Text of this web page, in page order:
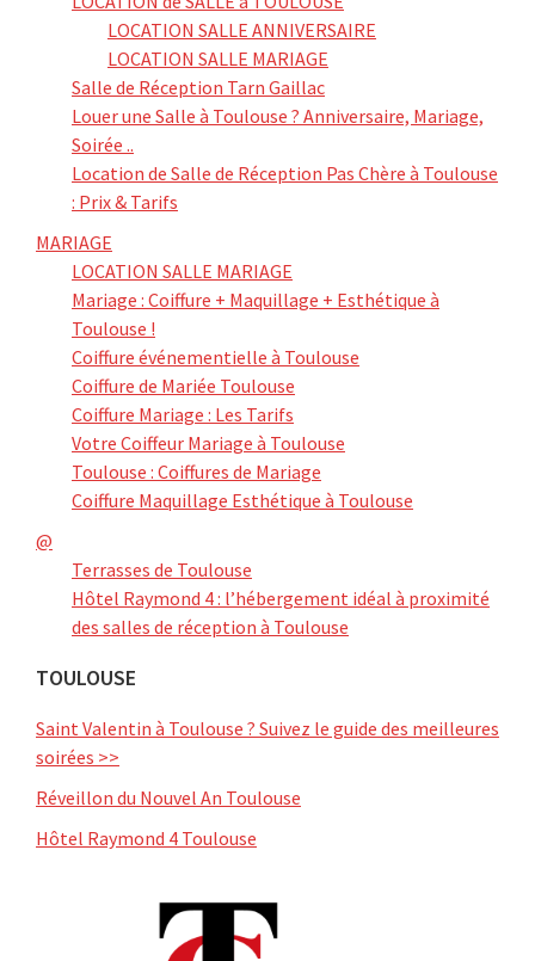
LOCATION SALLE ANNIVERSAIRE
LOCATION SALLE MARIAGE
Salle de Réception Tarn Gaillac
Louer une Salle à Toulouse ? Anniversaire, Mariage,
Soirée ..
Location de Salle de Réception Pas Chère à Toulouse
: Prix & Tarifs
MARIAGE
LOCATION SALLE MARIAGE
Mariage : Coiffure + Maquillage + Esthétique à
Toulouse !
Coiffure événementielle à Toulouse
Coiffure de Mariée Toulouse
Coiffure Mariage : Les Tarifs
Votre Coiffeur Mariage à Toulouse
Toulouse : Coiffures de Mariage
Coiffure Maquillage Esthétique à Toulouse
@
Terrasses de Toulouse
Hôtel Raymond 4 : l’hébergement idéal à proximité
des salles de réception à Toulouse
TOULOUSE
Saint Valentin à Toulouse ? Suivez le guide des meilleures
soirées >>
Réveillon du Nouvel An Toulouse
Hôtel Raymond 4 Toulouse